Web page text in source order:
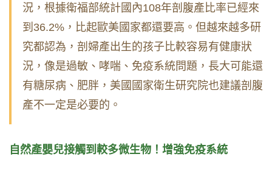
況，根據衛福部統計國內108年剖腹產比率已經來
到 36.2%，比起歐美國家都還要高 。但越來越多研
究都認為，剖婦產出生的孩子比較容易有健康狀
況，像是過敏、哮喘、免疫系統問題，長大可能還
有糖尿病、肥胖，美國國家衛生研究院也建議剖腹
產不一定是必要的。
自然產嬰兒接觸到較多微生物！增強免疫系統